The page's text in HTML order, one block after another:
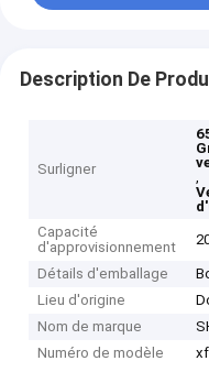
Description De
Surligner
,
Capacité
d'approvisionnement
Détails d'emballage
Lieu d'origine
Nom de marque
Numéro de modèle